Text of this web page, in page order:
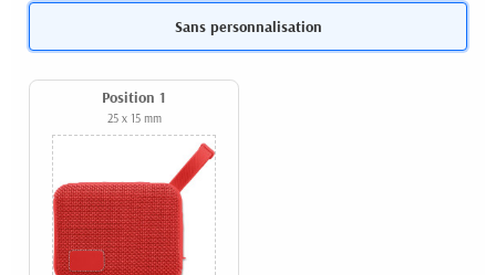
Sans personnalisation
Position 1
25 x 15 mm